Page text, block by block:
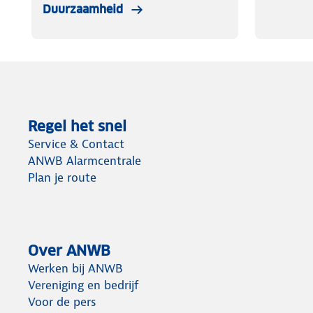
Duurzaamheid
Regel het snel
Service & Contact
ANWB Alarmcentrale
Plan je route
Over ANWB
Werken bij ANWB
Vereniging en bedrijf
Voor de pers